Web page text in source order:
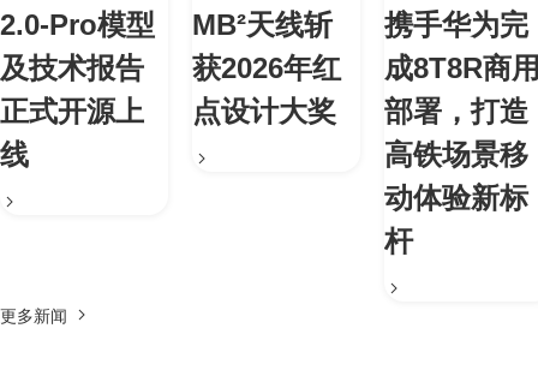
2.0-Pro模型
及技术报告
正式开源上
线
MB²天线斩
获2026年红
点设计大奖
携手华为完
成8T8R商
部署，打造
高铁场景移
动体验新标
杆
更多新闻